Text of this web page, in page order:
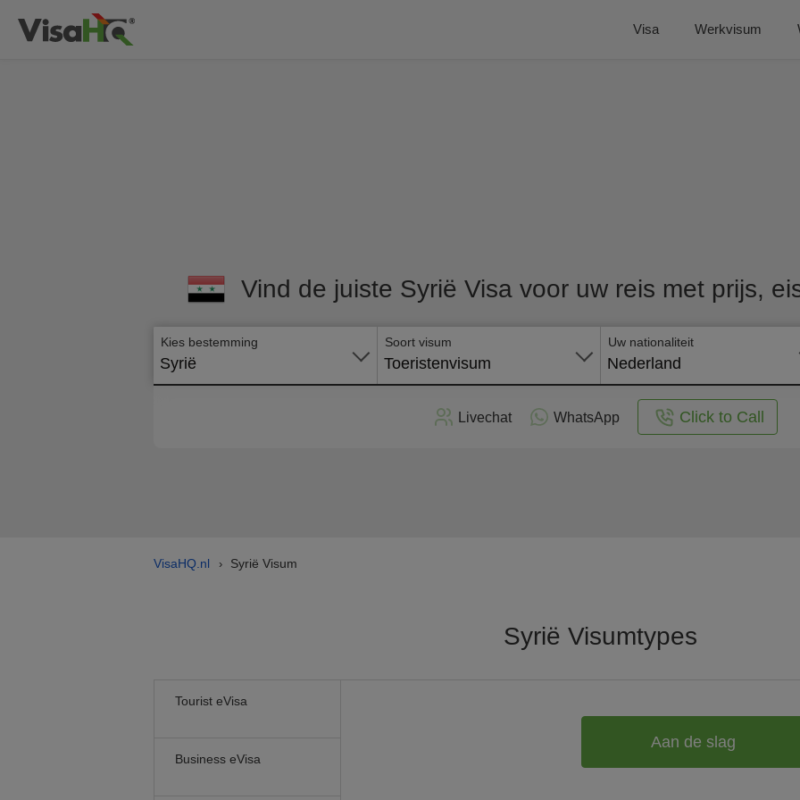
Visa Werkvisum
Vind de juiste Syrië Visa voor uw reis met prijs,
Kies bestemming
Syrië
Soort visum
Toeristenvisum
Uw nationaliteit
Nederland
Livechat WhatsApp Click to Call
VisaHQ.nl › Syrië Visum
Syrië Visumtypes
Tourist eVisa
Business eVisa
Aan de slag